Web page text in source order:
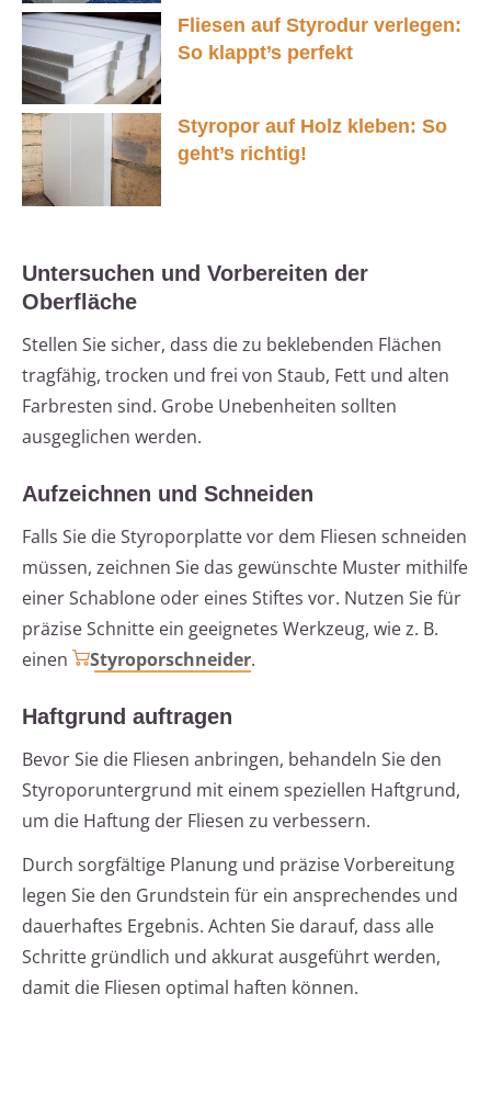
Fliesen auf Styrodur verlegen:
So klappt’s perfekt
Styropor auf Holz kleben: So
geht’s richtig!
Untersuchen und Vorbereiten der
Oberfläche
Stellen Sie sicher, dass die zu beklebenden Flächen
tragfähig, trocken und frei von Staub, Fett und alten
Farbresten sind. Grobe Unebenheiten sollten
ausgeglichen werden.
Aufzeichnen und Schneiden
Falls Sie die Styroporplatte vor dem Fliesen schneiden
müssen, zeichnen Sie das gewünschte Muster mithilfe
einer Schablone oder eines Stiftes vor. Nutzen Sie für
präzise Schnitte ein geeignetes Werkzeug, wie z. B.
einen
Styroporschneider.
Haftgrund auftragen
Bevor Sie die Fliesen anbringen, behandeln Sie den
Styroporuntergrund mit einem speziellen Haftgrund,
um die Haftung der Fliesen zu verbessern.
Durch sorgfältige Planung und präzise Vorbereitung
legen Sie den Grundstein für ein ansprechendes und
dauerhaftes Ergebnis. Achten Sie darauf, dass alle
Schritte gründlich und akkurat ausgeführt werden,
damit die Fliesen optimal haften können.